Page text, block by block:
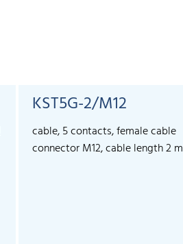
KST5G-2/M12
cable, 5 contacts, female cable
connector M12, cable length 2 m